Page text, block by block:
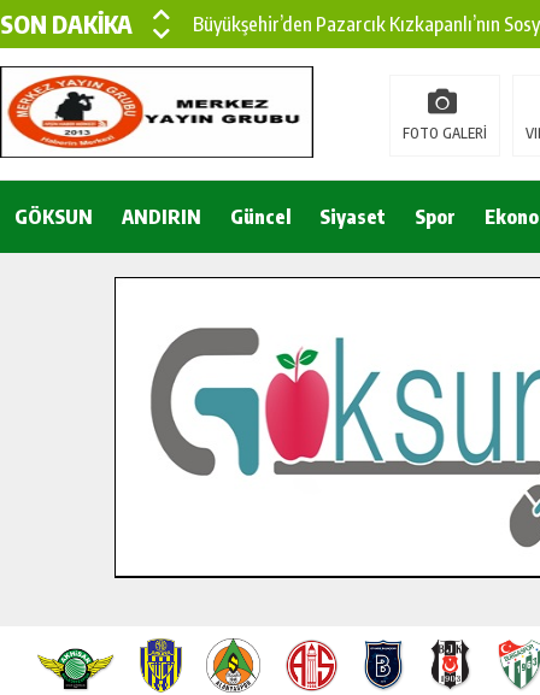
SON DAKİKA
Büyükşehir’den Pazarcık Kızkapanlı’nın
Büyükşehir’den Pazarcık Kırsalına Modern
Çin’den KSÜ’ye Uluslararası Başarı:
Gençler Pusula Maraş Kampında Yeni
İlçe Jandarma Komutanı Karakaya’dan
Bertiz’in Yeni Köprüsünde Sona Doğru.
FOTO GALERİ
GÖKSUN ANDIRIN Güncel Siyaset Spor